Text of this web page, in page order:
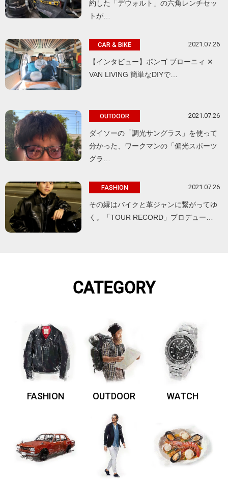
約した「デウォルト」の六角レンチセッ
トが…
CAR & BIKE 2021.07.26
【インタビュー】ボンゴ ブローニィ ✕
VAN LIVING 簡単なDIYで…
OUTDOOR 2021.07.26
ダイソーの「調光サングラス」を使って
分かった、ワークマンの「偏光スポーツ
グラ…
FASHION 2021.07.26
その縁はバイクと革ジャンに繋がってゆ
く。「TOUR RECORD」プロデュー…
CATEGORY
FASHION OUTDOOR WATCH